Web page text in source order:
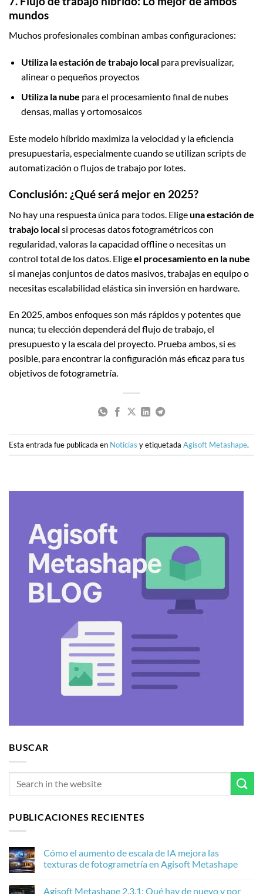
mundos
Muchos profesionales combinan ambas configuraciones:
Utiliza la estación de trabajo localpara previsualizar,
alinear o pequeños proyectos
Utiliza la nube para el procesamiento final de nubes
densas, mallas y ortomosaicos
Este modelo híbrido maximiza la velocidad y la eficiencia
presupuestaria, especialmente cuando se utilizan scripts de
automatización o flujos de trabajo por lotes.
Conclusión: ¿Qué será mejor en 2025?
No hay una respuesta única para todos. Eligeuna estación de
trabajo localsi procesas datos fotogramétricos con
regularidad, valoras la capacidad offline o necesitas un
control total de los datos. Eligeel procesamiento en la nube
si manejas conjuntos de datos masivos, trabajas en equipo o
necesitas escalabilidad elástica sin inversión en hardware.
En 2025, ambos enfoques son más rápidos y potentes que
nunca; tu elección dependerá del flujo de trabajo, el
presupuesto y la escala del proyecto. Prueba ambos, si es
posible, para encontrar la configuración más eficaz para tus
objetivos de fotogrametría.
Esta entrada fue publicada en Noticias y etiquetada Agisoft Metashape.
BUSCAR
PUBLICACIONES RECIENTES
Cómo el aumento de escala de IA mejora las
texturas de fotogrametría en Agisoft Metashape
comentarios
Agisoft Metashape 2.3.1: Qué hay de nuevo y por